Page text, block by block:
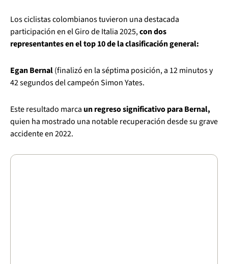
Los ciclistas colombianos tuvieron una destacada
participación en el Giro de Italia 2025,con dos
representantes en el top 10 de la clasificación general:
Egan Bernal(finalizó en la séptima posición, a 12 minutos y
42 segundos del campeón Simon Yates.
Este resultado marca un regreso significativo para Bernal,
quien ha mostrado una notable recuperación desde su grave
accidente en 2022.